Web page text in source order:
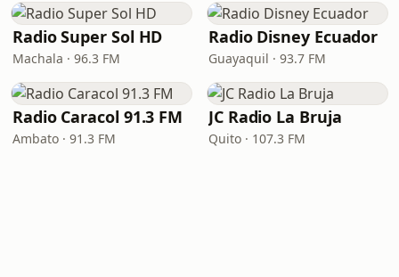
Radio Super Sol HD
Machala · 96.3 FM
Radio Disney Ecuador
Guayaquil · 93.7 FM
Radio Caracol 91.3 FM
Ambato · 91.3 FM
JC Radio La Bruja
Quito · 107.3 FM